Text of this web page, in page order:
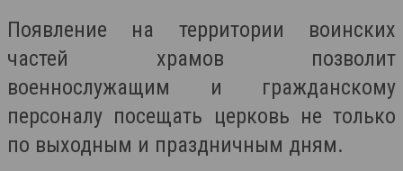
Появление на территории воинских
частей храмов позволит
военнослужащим и гражданскому
персоналу посещать церковь не только
по выходным и праздничным дням.